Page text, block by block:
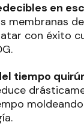
en
membranas
con éxito
.
tiempo
.